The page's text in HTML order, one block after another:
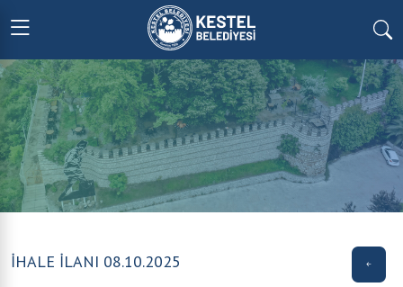
İHALE İLANI 08.10.2025